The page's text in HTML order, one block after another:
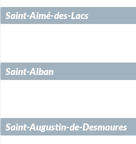
Saint-Aimé-des-Lacs
Saint-Alban
Saint-Augustin-de-Desmaures